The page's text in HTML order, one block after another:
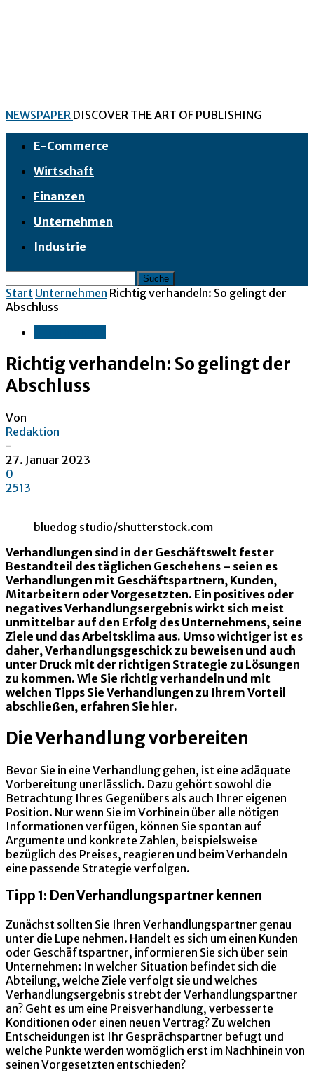
NEWSPAPER DISCOVER THE ART OF PUBLISHING
E-Commerce
Wirtschaft
Finanzen
Unternehmen
Industrie
Start Unternehmen Richtig verhandeln: So gelingt der
Abschluss
Richtig verhandeln: So gelingt der
Abschluss
Von
Redaktion
-
27. Januar 2023
0
2513
bluedog studio/shutterstock.com
Verhandlungen sind in der Geschäftswelt fester
Bestandteil des täglichen Geschehens – seien es
Verhandlungen mit Geschäftspartnern, Kunden,
Mitarbeitern oder Vorgesetzten. Ein positives oder
negatives Verhandlungsergebnis wirkt sich meist
unmittelbar auf den Erfolg des Unternehmens, seine
Ziele und das Arbeitsklima aus. Umso wichtiger ist es
daher, Verhandlungsgeschick zu beweisen und auch
unter Druck mit der richtigen Strategie zu Lösungen
zu kommen. Wie Sie richtig verhandeln und mit
welchen Tipps Sie Verhandlungen zu Ihrem Vorteil
abschließen, erfahren Sie hier.
Die Verhandlung vorbereiten
Bevor Sie in eine Verhandlung gehen, ist eine adäquate
Vorbereitung unerlässlich. Dazu gehört sowohl die
Betrachtung Ihres Gegenübers als auch Ihrer eigenen
Position. Nur wenn Sie im Vorhinein über alle nötigen
Informationen verfügen, können Sie spontan auf
Argumente und konkrete Zahlen, beispielsweise
bezüglich des Preises, reagieren und beim Verhandeln
eine passende Strategie verfolgen.
Tipp 1: Den Verhandlungspartner kennen
Zunächst sollten Sie Ihren Verhandlungspartner genau
unter die Lupe nehmen. Handelt es sich um einen Kunden
oder Geschäftspartner, informieren Sie sich über sein
Unternehmen: In welcher Situation befindet sich die
Abteilung, welche Ziele verfolgt sie und welches
Verhandlungsergebnis strebt der Verhandlungspartner
an? Geht es um eine Preisverhandlung, verbesserte
Konditionen oder einen neuen Vertrag? Zu welchen
Entscheidungen ist Ihr Gesprächspartner befugt und
welche Punkte werden womöglich erst im Nachhinein von
seinen Vorgesetzten entschieden?